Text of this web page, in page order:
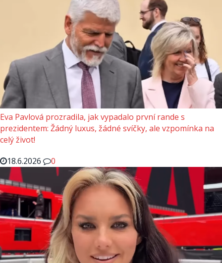
Eva Pavlová prozradila, jak vypadalo první rande s
prezidentem: Žádný luxus, žádné svíčky, ale vzpomínka na
celý život!
18.6.2026
0